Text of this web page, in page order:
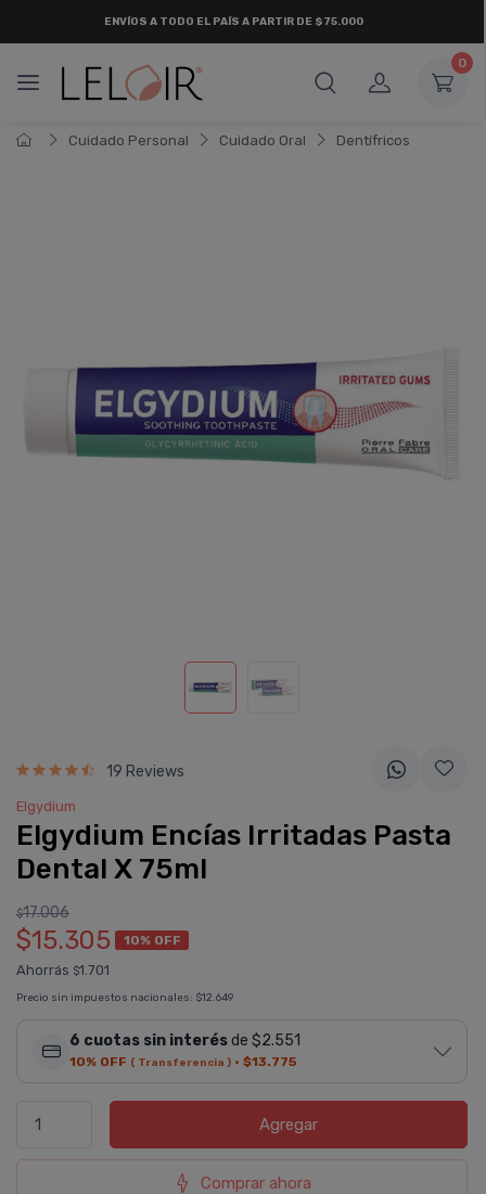
ENVÍOS A TODO EL PAÍS A PARTIR DE $75.000
0
Cuidado Personal Cuidado Oral Dentí­fricos
19 Reviews
Elgydium
Elgydium Encí­as Irritadas Pasta
Dental X 75ml
$17.006
$15.305 10% OFF
Ahorrás $1.701
Precio sin impuestos nacionales: $12.649
6 cuotas sin interésde $2.551
10% OFF ( Transferencia ) · $13.775
Agregar
Comprar ahora